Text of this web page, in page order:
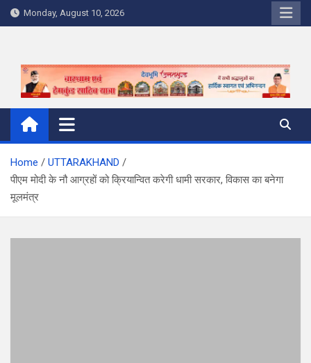
Skip
to
Monday, August 10, 2026
Home
UTTARAKHAND
पीएम मोदी के नौ आग्रहों को क्रियान्वित करेगी धामी सरकार, विकास का बनेगा
मूलमंत्र